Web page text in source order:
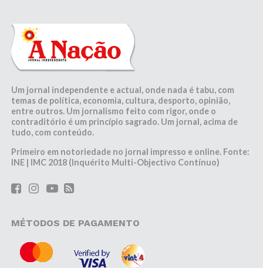
Um jornal independente e actual, onde nada é tabu, com
temas de política, economia, cultura, desporto, opinião,
entre outros. Um jornalismo feito com rigor, onde o
contraditório é um princípio sagrado. Um jornal, acima de
tudo, com conteúdo.
Primeiro em notoriedade no jornal impresso e online. Fonte:
INE | IMC 2018 (Inquérito Multi-Objectivo Contínuo)
MÉTODOS DE PAGAMENTO